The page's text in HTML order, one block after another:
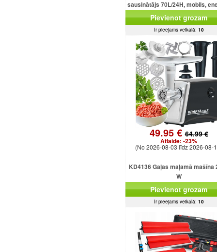
sausinātājs 70L/24H, mobils,
taupošs, 920W, 5.5L
Pievienot grozam
Ir pieejams veikalā: 10
49.95 €64.99 €
Atlaide: -23%
(No 2026-08-03 līdz 2026-08-
KD4136 Gaļas maļamā mašīna
W
Pievienot grozam
Ir pieejams veikalā: 10